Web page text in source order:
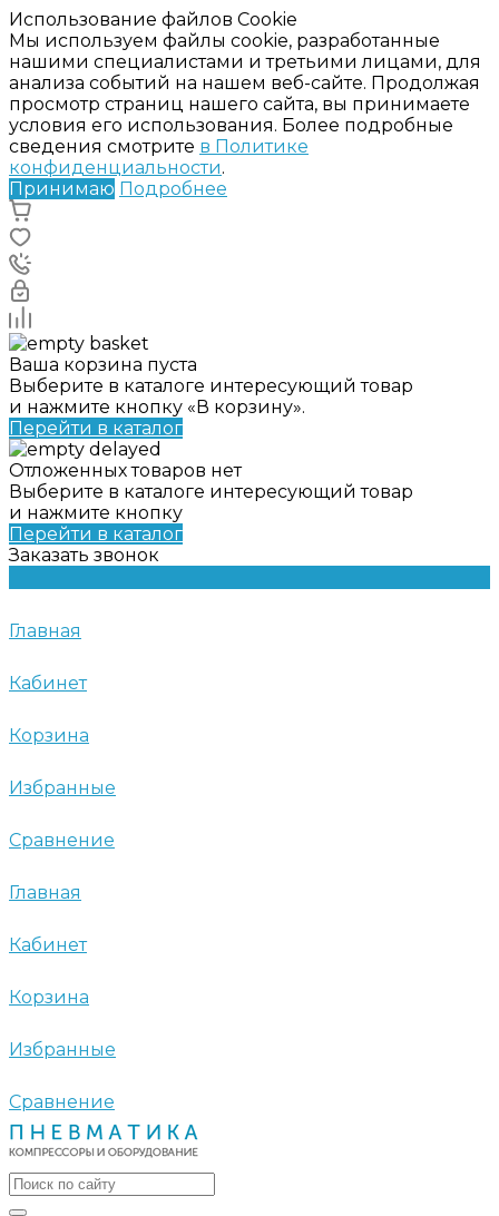
Использование файлов Cookie
Мы используем файлы cookie, разработанные
нашими специалистами и третьими лицами, для
анализа событий на нашем веб-сайте. Продолжая
просмотр страниц нашего сайта, вы принимаете
условия его использования. Более подробные
сведения смотрите в Политике
конфиденциальности.
Принимаю Подробнее
Ваша корзина пуста
Выберите в каталоге интересующий товар
и нажмите кнопку «В корзину».
Перейти в каталог
Отложенных товаров нет
Выберите в каталоге интересующий товар
и нажмите кнопку
Перейти в каталог
Заказать звонок
Главная
Кабинет
Корзина
Избранные
Сравнение
Главная
Кабинет
Корзина
Избранные
Сравнение